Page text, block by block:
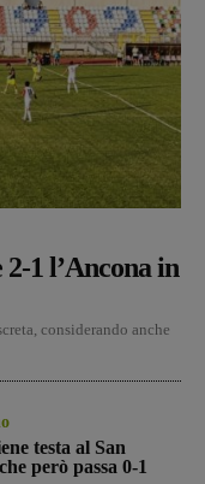
1 l’Ancona in
considerando anche
testa al San
però passa 0-1